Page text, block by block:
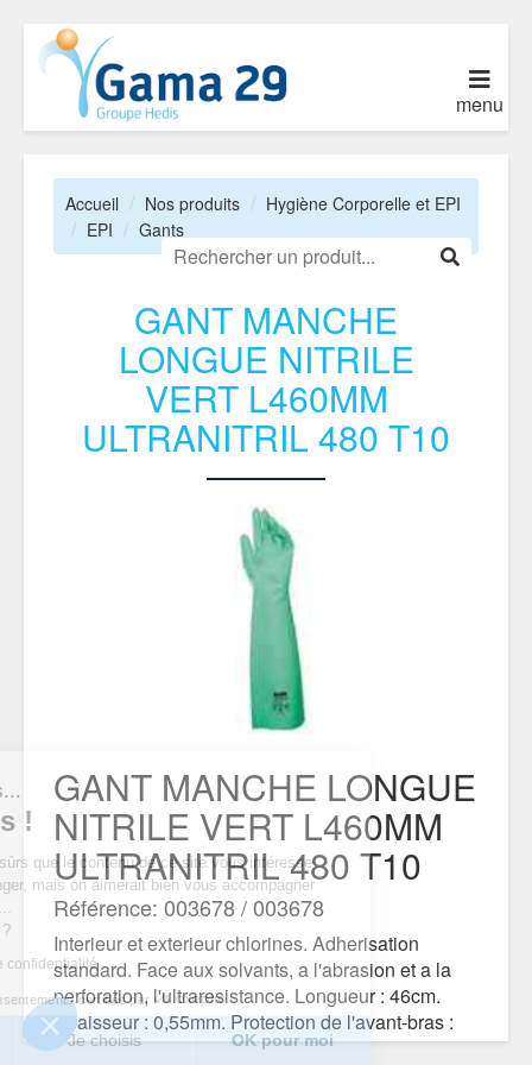
nous...
!
d’être sûrs que le contenu de ce site vous intéresse
déranger, mais on aimerait bien vous accompagner
visite...
vous ?
de confidentialité
Consentements certifiés par
Je choisis OK pour moi
menu
Accueil Nos produits
Hygiène Corporelle et EPI
EPI
Gants
GANT MANCHE
LONGUE NITRILE
VERT L460MM
ULTRANITRIL 480 T10
GANT MANCHE LONGUE
NITRILE VERT L460MM
ULTRANITRIL 480 T10
Référence: 003678 / 003678
Interieur et exterieur chlorines. Adherisation
standard. Face aux solvants, a l'abrasion et a la
perforation, l'ultraresistance. Longueur : 46cm.
Epaisseur : 0,55mm. Protection de l'avant-bras :
longue manchette.